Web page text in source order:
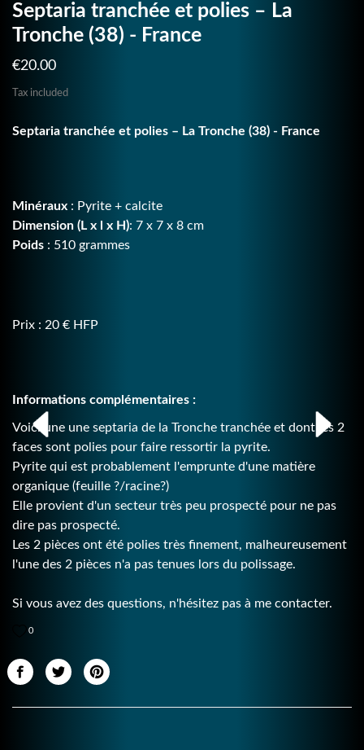
Septaria tranchée et polies – La
Tronche (38) - France
€20.00
Tax included
Septaria tranchée et polies – La Tronche (38) - France
Minéraux : Pyrite + calcite
Dimension (L x l x H): 7 x 7 x 8 cm
Poids : 510 grammes
Prix : 20 € HFP
Informations complémentaires :
Voici une une septaria de la Tronche tranchée et dont les 2
faces sont polies pour faire ressortir la pyrite.
Pyrite qui est probablement l'emprunte d'une matière
organique (feuille ?/racine?)
Elle provient d'un secteur très peu prospecté pour ne pas
dire pas prospecté.
Les 2 pièces ont été polies très finement, malheureusement
l'une des 2 pièces n'a pas tenues lors du polissage.
Si vous avez des questions, n'hésitez pas à me contacter.
0